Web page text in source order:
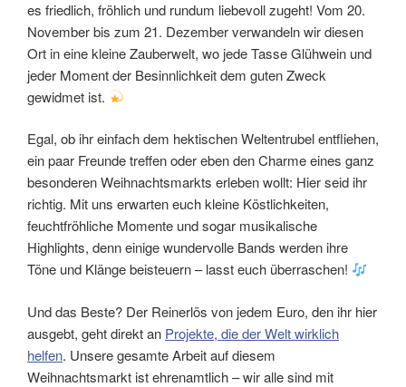
es friedlich, fröhlich und rundum liebevoll zugeht! Vom 20.
November bis zum 21. Dezember verwandeln wir diesen
Ort in eine kleine Zauberwelt, wo jede Tasse Glühwein und
jeder Moment der Besinnlichkeit dem guten Zweck
gewidmet ist.
Egal, ob ihr einfach dem hektischen Weltentrubel entfliehen,
ein paar Freunde treffen oder eben den Charme eines ganz
besonderen Weihnachtsmarkts erleben wollt: Hier seid ihr
richtig. Mit uns erwarten euch kleine Köstlichkeiten,
feuchtfröhliche Momente und sogar musikalische
Highlights, denn einige wundervolle Bands werden ihre
Töne und Klänge beisteuern – lasst euch überraschen!
Und das Beste? Der Reinerlös von jedem Euro, den ihr hier
ausgebt, geht direkt an Projekte, die der Welt wirklich
helfen. Unsere gesamte Arbeit auf diesem
Weihnachtsmarkt ist ehrenamtlich – wir alle sind mit